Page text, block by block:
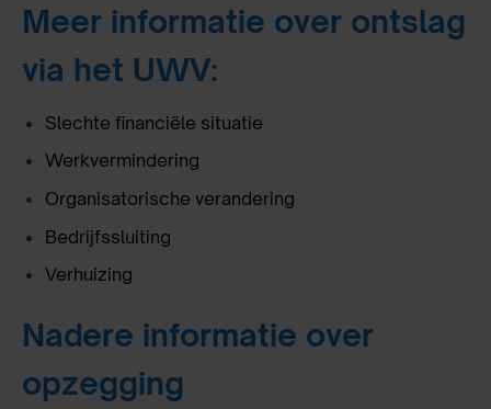
Meer informatie over ontslag
via het UWV:
Slechte financiële situatie
Werkvermindering
Organisatorische verandering
Bedrijfssluiting
Verhuizing
Nadere informatie over
opzegging